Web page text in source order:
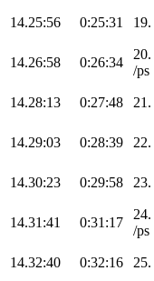
14.25:56 0:25:31 19.
14.26:58 0:26:34
20.
/ps
14.28:13 0:27:48 21.
14.29:03 0:28:39 22.
14.30:23 0:29:58 23.
14.31:41 0:31:17
24.
/ps
14.32:40 0:32:16 25.